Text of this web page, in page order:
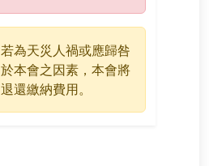
若為天災人禍或應歸咎
於本會之因素，本會將
退還繳納費用。